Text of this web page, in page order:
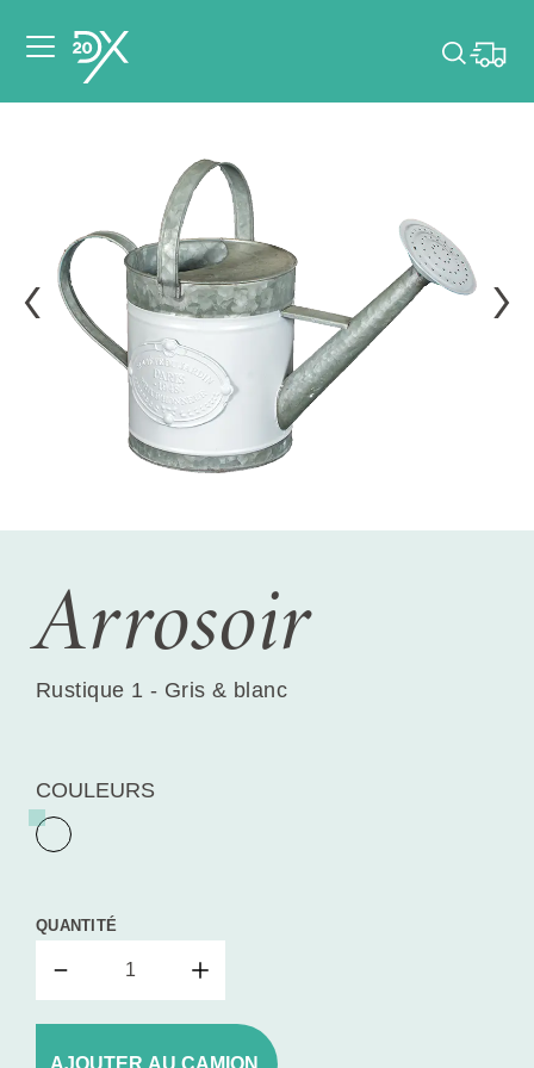
dates de votre
événement.
Choisir mes dates
Arrosoir
Rustique 1 - Gris & blanc
COULEURS
QUANTITÉ